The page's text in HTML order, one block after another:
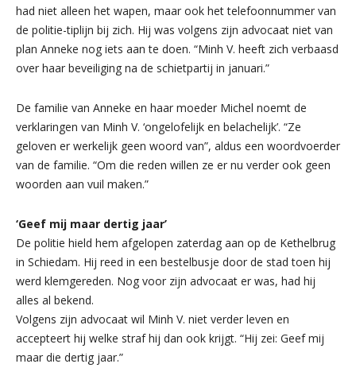
had niet alleen het wapen, maar ook het telefoonnummer van
de politie-tiplijn bij zich. Hij was volgens zijn advocaat niet van
plan Anneke nog iets aan te doen. “Minh V. heeft zich verbaasd
over haar beveiliging na de schietpartij in januari.”
De familie van Anneke en haar moeder Michel noemt de
verklaringen van Minh V. ‘ongelofelijk en belachelijk’. “Ze
geloven er werkelijk geen woord van”, aldus een woordvoerder
van de familie. “Om die reden willen ze er nu verder ook geen
woorden aan vuil maken.”
‘Geef mij maar dertig jaar’
De politie hield hem afgelopen zaterdag aan op de Kethelbrug
in Schiedam. Hij reed in een bestelbusje door de stad toen hij
werd klemgereden. Nog voor zijn advocaat er was, had hij
alles al bekend.
Volgens zijn advocaat wil Minh V. niet verder leven en
accepteert hij welke straf hij dan ook krijgt. “Hij zei: Geef mij
maar die dertig jaar.”